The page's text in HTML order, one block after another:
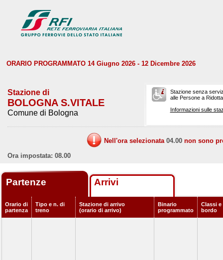
ORARIO PROGRAMMATO 14 Giugno 2026 - 12 Dicembre 2026
Stazione di
BOLOGNA S.VITALE
Comune di Bologna
Stazione senza
alle Persone a
Informazioni sulle
Nell'ora selezionata 04.00 non sono
Ora impostata: 08.00
Partenze Arrivi
Orario di
partenza
Tipo e n. di
treno
Stazione di arrivo
(orario di arrivo)
Binario
programmato
Classi e
bordo